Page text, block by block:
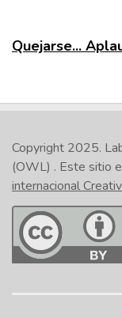
Quejarse...
Copyright 2025.
(OWL) . Este sitio
internacional